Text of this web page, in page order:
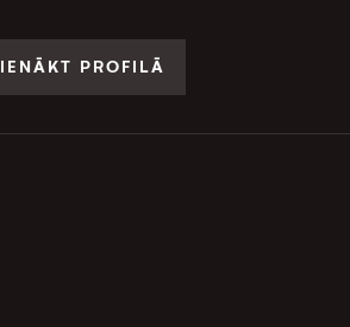
IENĀKT PROFILĀ